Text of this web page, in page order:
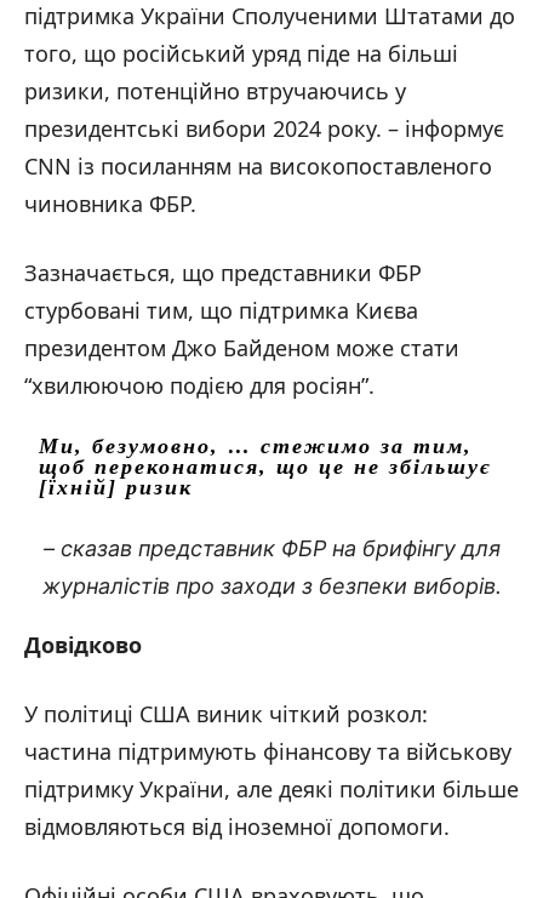
підтримка України Сполученими Штатами до
того, що російський уряд піде на більші
ризики, потенційно втручаючись у
президентські вибори 2024 року. – інформує
CNN із посиланням на високопоставленого
чиновника ФБР.
Зазначається, що представники ФБР
стурбовані тим, що підтримка Києва
президентом Джо Байденом може стати
“хвилюючою подією для росіян”.
Ми, безумовно, … стежимо за тим,
щоб переконатися, що це не збільшує
[їхній] ризик
– сказав представник ФБР на брифінгу для
журналістів про заходи з безпеки виборів.
Довідково
У політиці США виник чіткий розкол:
частина підтримують фінансову та військову
підтримку України, але деякі політики більше
відмовляються від іноземної допомоги.